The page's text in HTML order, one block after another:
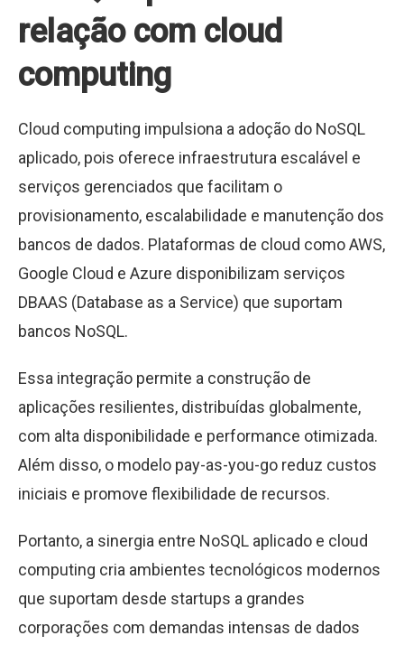
relação com cloud
computing
Cloud computing impulsiona a adoção do NoSQL
aplicado, pois oferece infraestrutura escalável e
serviços gerenciados que facilitam o
provisionamento, escalabilidade e manutenção dos
bancos de dados. Plataformas de cloud como AWS,
Google Cloud e Azure disponibilizam serviços
DBAAS (Database as a Service) que suportam
bancos NoSQL.
Essa integração permite a construção de
aplicações resilientes, distribuídas globalmente,
com alta disponibilidade e performance otimizada.
Além disso, o modelo pay-as-you-go reduz custos
iniciais e promove flexibilidade de recursos.
Portanto, a sinergia entre NoSQL aplicado e cloud
computing cria ambientes tecnológicos modernos
que suportam desde startups a grandes
corporações com demandas intensas de dados